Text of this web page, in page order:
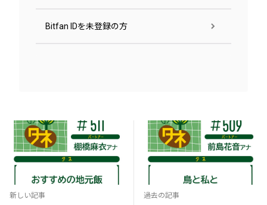
Bitfan IDを未登録の方
新しい記事 過去の記事